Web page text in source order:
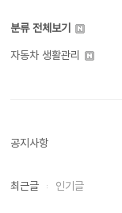
분류 전체보기
자동차 생활관리
공지사항
최근글 인기글